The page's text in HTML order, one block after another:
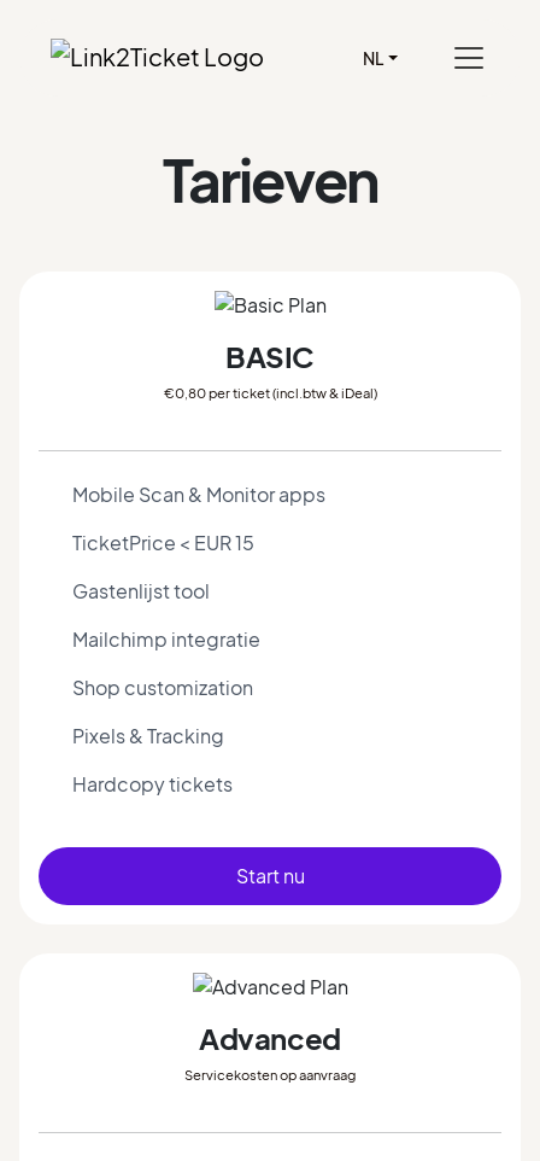
NL
Tarieven
BASIC
€0,80 per ticket (incl.btw & iDeal)
Mobile Scan & Monitor apps
TicketPrice < EUR 15
Gastenlijst tool
Mailchimp integratie
Shop customization
Pixels & Tracking
Hardcopy tickets
Start nu
Advanced
Servicekosten op aanvraag